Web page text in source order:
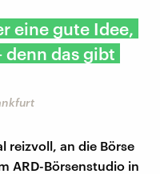
eine gute Idee,
denn das gibt
reizvoll, an die Börse
ARD-Börsenstudio in